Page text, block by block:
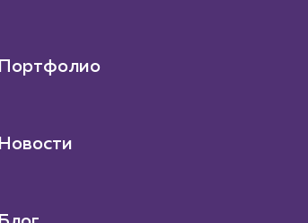
Портфолио
Новости